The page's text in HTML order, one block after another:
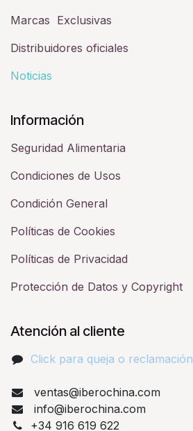
Marcas Exclusivas
Distribuidores oficiales
Noticias
Información
Seguridad Alimentaria
Condiciones de Usos
Condición General
Políticas de Cookies
Políticas de Privacidad
Protección de Datos y Copyright
Atención al cliente
Click para queja o reclamación​
ventas@iberochina.com
info@iberochina.com
+34 916 619 622